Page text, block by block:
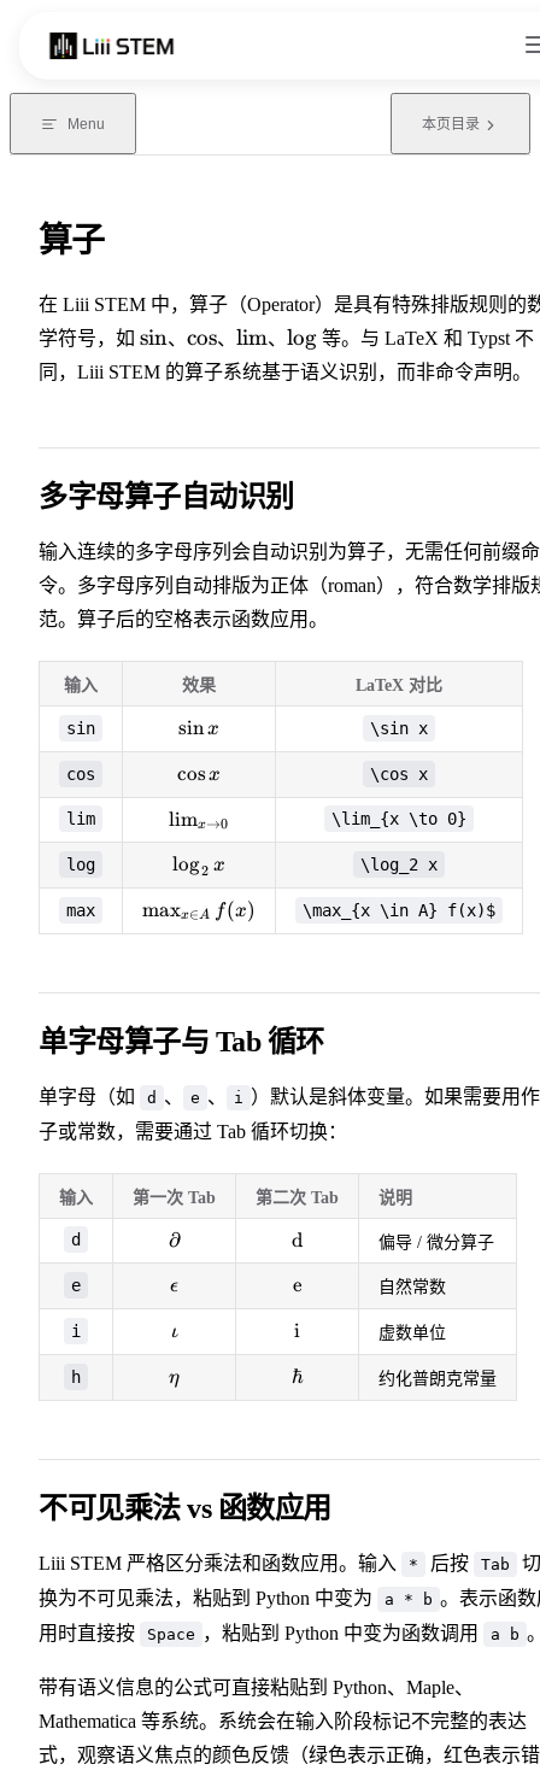
Menu 本页目录
算子
在 Liii STEM 中，算子（Operator）是具有特殊排版规则的
学符号，如 \sin
sin、 \cos
cos、 \lim
lim、 \log
log 等。与 LaTeX 和 Typst 不
同，Liii STEM 的算子系统基于语义识别，而非命令声明。
多字母算子自动识别
输入连续的多字母序列会自动识别为算子，无需任何前缀命
令。多字母序列自动排版为正体（roman），符合数学排版
范。算子后的空格表示函数应用。
输入 效果 LaTeX 对比
sin
\sin
x
sinx \sin x
cos
\cos
x
cos x \cos x
lim
\lim_{x
\to 0}
limx→0 \lim_{x \to 0}
log
\log_2
x
log2 x \log_2 x
max
\max_{x
\in A}
maxx∈A f(x) \max_{x \in A} f(x)$
单字母算子与 Tab 循环
单字母（如 d 、 e 、 i
）默认是斜体变量。如果需要用
子或常数，需要通过 Tab 循环切换：
输入 第一次 Tab 第二次 Tab 说明
d \partial
∂ \mathrm{d}
d 偏导 / 微分算子
e \epsilon
ϵ \mathrm{e}
e 自然常数
i \iota
ι \mathrm{i}
i 虚数单位
h \eta
η \hbar
ℏ 约化普朗克常量
不可见乘法 vs 函数应用
Liii STEM 严格区分乘法和函数应用。输入 * 后按 Tab
切
换为不可见乘法，粘贴到 Python 中变为
a * b 。表示函数
用时直接按
Space ，粘贴到 Python 中变为函数调用 a b
带有语义信息的公式可直接粘贴到 Python、Maple、
Mathematica 等系统。系统会在输入阶段标记不完整的表达
式，观察语义焦点的颜色反馈（绿色表示正确，红色表示错